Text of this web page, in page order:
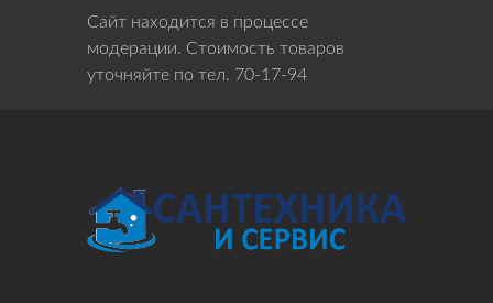
Сайт находится в процессе
модерации. Стоимость товаров
уточняйте по тел. 70-17-94